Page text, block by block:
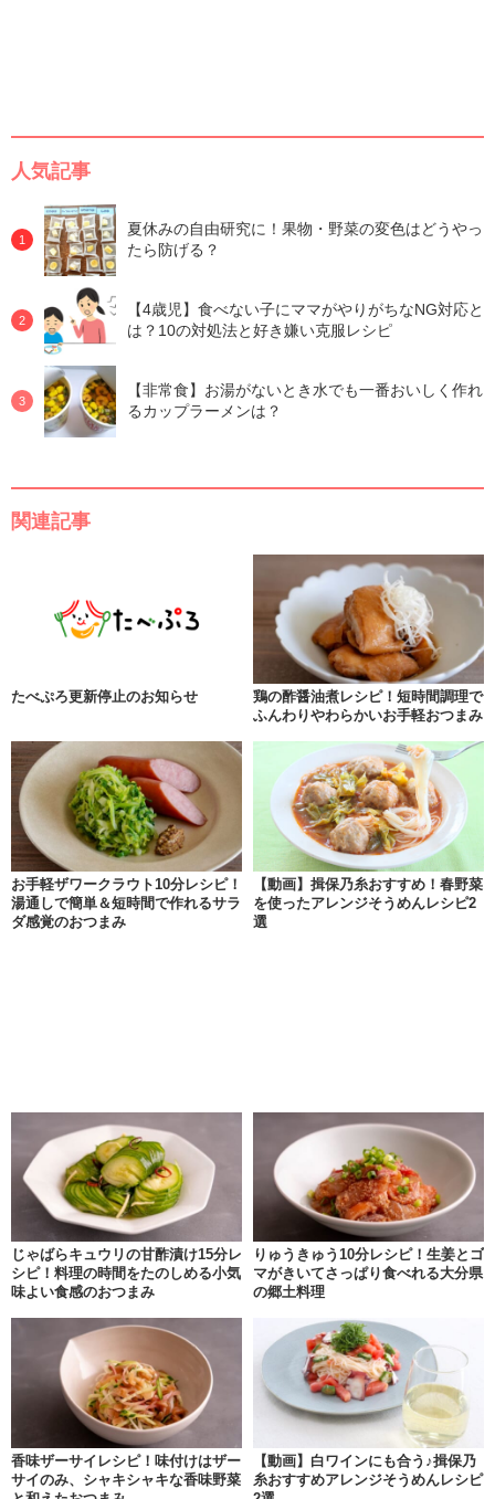
人気記事
夏休みの自由研究に！果物・野菜の変色はどうやっ
たら防げる？
【4歳児】食べない子にママがやりがちなNG対応と
は？10の対処法と好き嫌い克服レシピ
【非常食】お湯がないとき水でも一番おいしく作れ
るカップラーメンは？
関連記事
たべぷろ更新停止のお知らせ
鶏の酢醤油煮レシピ！短時間調理で
ふんわりやわらかいお手軽おつまみ
お手軽ザワークラウト10分レシピ！
湯通しで簡単＆短時間で作れるサラ
ダ感覚のおつまみ
【動画】揖保乃糸おすすめ！春野菜
を使ったアレンジそうめんレシピ2
選
じゃばらキュウリの甘酢漬け15分レ
シピ！料理の時間をたのしめる小気
味よい食感のおつまみ
りゅうきゅう10分レシピ！生姜とゴ
マがきいてさっぱり食べれる大分県
の郷土料理
香味ザーサイレシピ！味付けはザー
サイのみ、シャキシャキな香味野菜
【動画】白ワインにも合う♪揖保乃
糸おすすめアレンジそうめんレシピ